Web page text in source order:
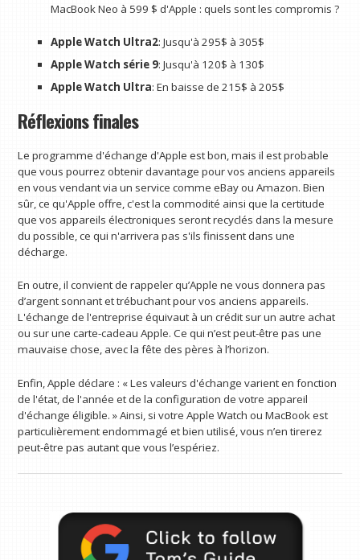
MacBook Neo à 599 $ d'Apple : quels sont les compromis ?
Apple Watch Ultra2: Jusqu'à 295$ à 305$
Apple Watch série 9: Jusqu'à 120$ à 130$
Apple Watch Ultra: En baisse de 215$ à 205$
Réflexions finales
Le programme d'échange d'Apple est bon, mais il est probable
que vous pourrez obtenir davantage pour vos anciens appareils
en vous vendant via un service comme eBay ou Amazon. Bien
sûr, ce qu'Apple offre, c'est la commodité ainsi que la certitude
que vos appareils électroniques seront recyclés dans la mesure
du possible, ce qui n'arrivera pas s'ils finissent dans une
décharge.
En outre, il convient de rappeler qu’Apple ne vous donnera pas
d’argent sonnant et trébuchant pour vos anciens appareils.
L'échange de l'entreprise équivaut à un crédit sur un autre achat
ou sur une carte-cadeau Apple. Ce qui n’est peut-être pas une
mauvaise chose, avec la fête des pères à l’horizon.
Enfin, Apple déclare : « Les valeurs d'échange varient en fonction
de l'état, de l'année et de la configuration de votre appareil
d'échange éligible. » Ainsi, si votre Apple Watch ou MacBook est
particulièrement endommagé et bien utilisé, vous n’en tirerez
peut-être pas autant que vous l’espériez.